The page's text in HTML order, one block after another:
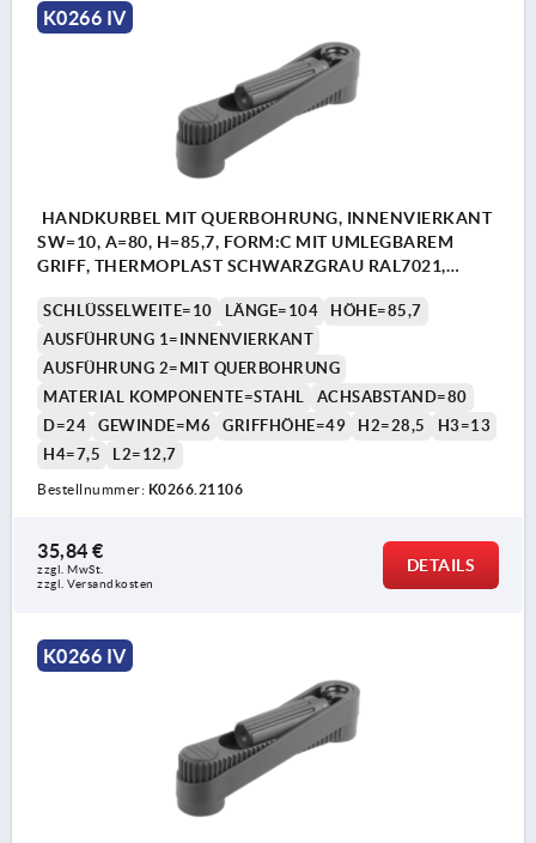
K0266 IV
HANDKURBEL MIT QUERBOHRUNG, INNENVIERKANT
SW=10, A=80, H=85,7, FORM:C MIT UMLEGBAREM
GRIFF, THERMOPLAST SCHWARZGRAU RAL7021,
SCHLÜSSELWEITE=10 LÄNGE=104
HÖHE=85,7
AUSFÜHRUNG 1=INNENVIERKANT
AUSFÜHRUNG 2=MIT QUERBOHRUNG
MATERIAL KOMPONENTE=STAHL
ACHSABSTAND=80
D=24
GEWINDE=M6 GRIFFHÖHE=49 H2=28,5
H3=13
H4=7,5
L2=12,7
Bestellnummer: K0266.21106
35,84 €
zzgl. MwSt.
zzgl. Versandkosten
DETAILS
K0266 IV